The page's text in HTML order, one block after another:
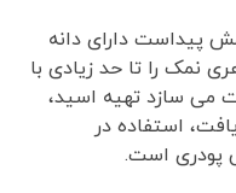
پیداست دارای دانه
نمک را تا حد زیادی با
می سازد تهیه اسید،
استفاده در
پودری است.